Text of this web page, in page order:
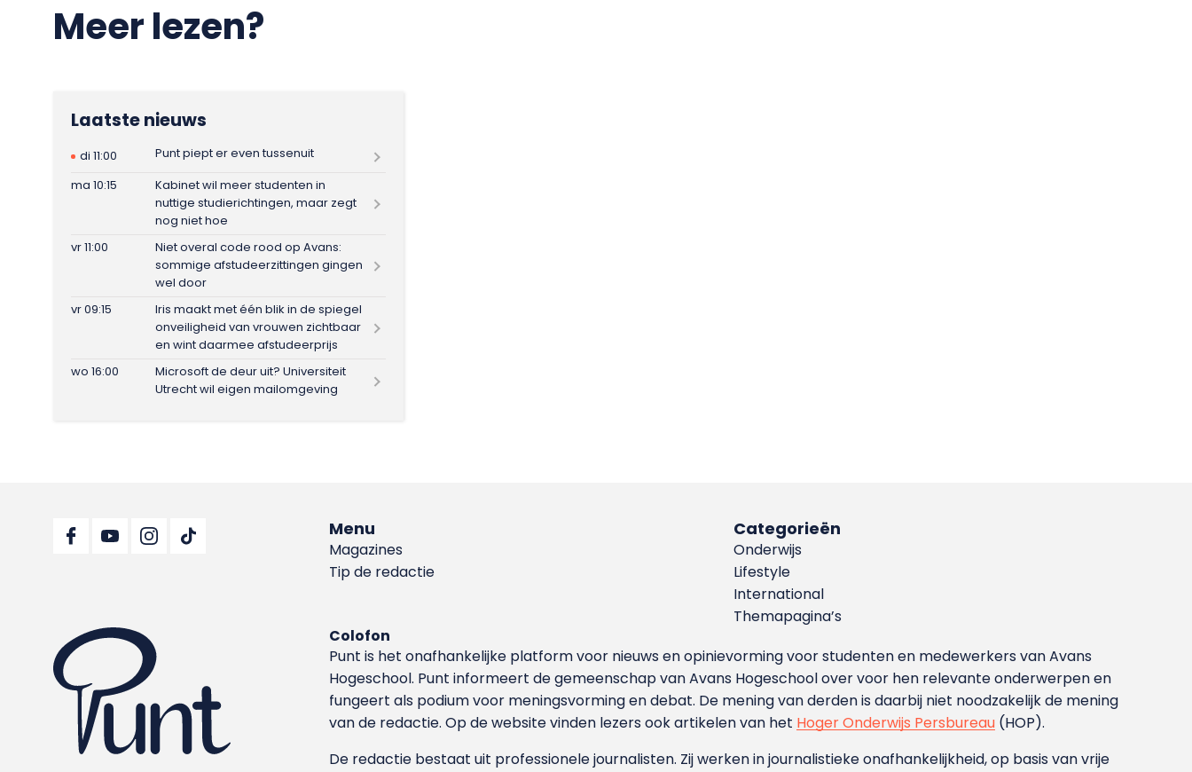
Meer lezen?
Laatste nieuws
di 11:00
Punt piept er even tussenuit
ma 10:15
Kabinet wil meer studenten in
nuttige studierichtingen, maar zegt
nog niet hoe
vr 11:00
Niet overal code rood op Avans:
sommige afstudeerzittingen gingen
wel door
vr 09:15
Iris maakt met één blik in de spiegel
onveiligheid van vrouwen zichtbaar
en wint daarmee afstudeerprijs
wo 16:00
Microsoft de deur uit? Universiteit
Utrecht wil eigen mailomgeving
Menu
Magazines
Tip de redactie
Categorieën
Onderwijs
Lifestyle
International
Themapagina’s
Colofon
Punt is het onafhankelijke platform voor nieuws en opinievorming voor studenten en medewerkers van Avans
Hoge­school. Punt informeert de gemeenschap van Avans Hogeschool over voor hen relevante onderwerpen en
fungeert als podium voor meningsvorming en debat. De mening van derden is daarbij niet noodzakelijk de mening
van de redactie. Op de website vinden lezers ook artikelen van het Hoger Onderwijs Persbureau (HOP).
De redactie bestaat uit professionele journalisten. Zij werken in journalistieke onafhankelijkheid, op basis van vrije